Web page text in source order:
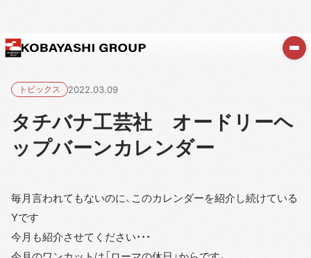
トピックス 2022.03.09
タチバナ工芸社 オードリーヘ
ップバーンカレンダー
毎月言われてもないのに、このカレンダーを紹介し続けている
Yです
今月も紹介させてください・・・